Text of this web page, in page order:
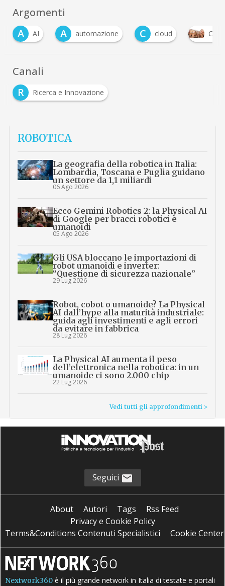
Argomenti
A
AI A automazione C cloud
Canali
R
Ricerca e Innovazione
ROBOTICA
La geografia della robotica in Italia:
Lombardia, Toscana e Puglia guidano
un settore da 1,1 miliardi
06 Ago 2026
Ecco Gemini Robotics 2: la Physical AI
di Google per bracci robotici e
umanoidi
05 Ago 2026
Gli USA bloccano le importazioni di
robot umanoidi e inverter:
“Questione di sicurezza nazionale”
29 Lug 2026
Robot, cobot o umanoide? La Physical
AI dall’hype alla maturità industriale:
guida agli investimenti e agli errori
da evitare in fabbrica
28 Lug 2026
La Physical AI aumenta il peso
dell’elettronica nella robotica: in un
umanoide ci sono 2.000 chip
22 Lug 2026
Vedi tutti gli approfondimenti >
Seguici
About Autori Tags
Rss Feed
Privacy e Cookie Policy
Terms&Conditions Contenuti Specialistici
Cookie Center
Nextwork360 è il più grande network in Italia di testate e portali